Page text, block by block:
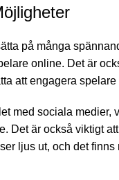
på många
online. Det är
att engagera
med sociala
Det är också viktigt
ser ljus ut, och det